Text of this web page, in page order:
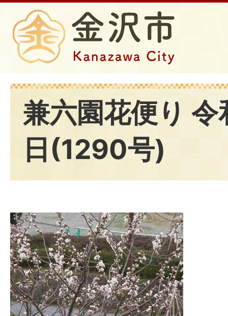
兼六園花便り
日(1290号)